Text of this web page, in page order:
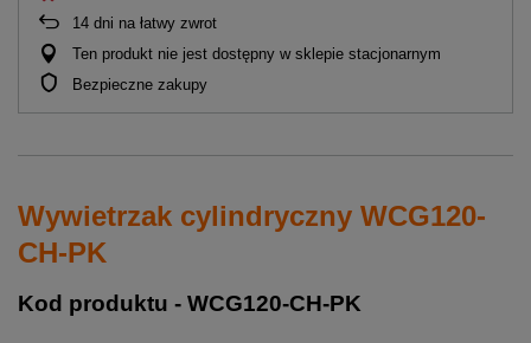
14 dni na łatwy zwrot
Ten produkt nie jest dostępny w sklepie stacjonarnym
Bezpieczne zakupy
Wywietrzak cylindryczny WCG120-
CH-PK
Kod produktu - WCG120-CH-PK